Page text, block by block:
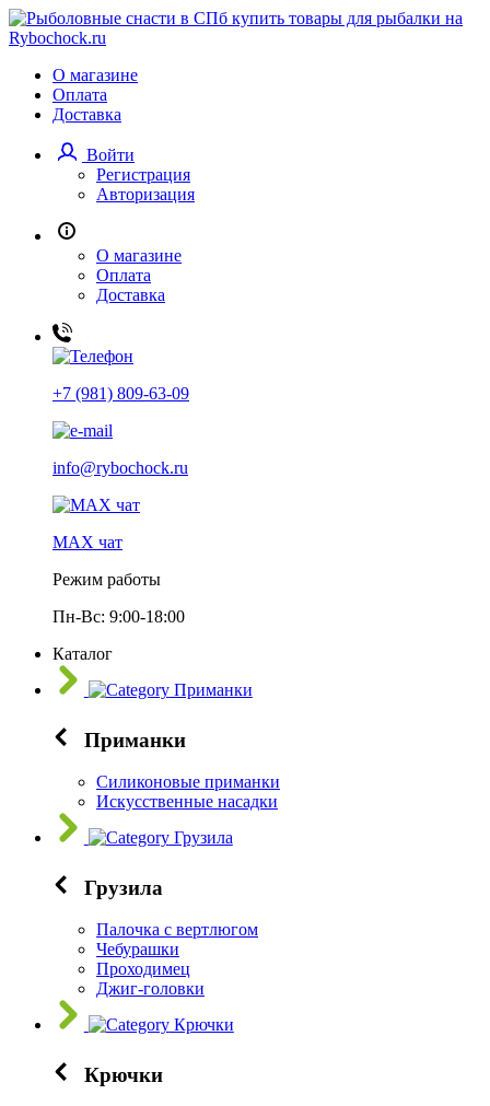
О магазине
Оплата
Доставка
Войти
Регистрация
Авторизация
О магазине
Оплата
Доставка
+7 (981) 809-63-09
info@rybochock.ru
МАХ чат
Режим работы
Пн-Вс: 9:00-18:00
Каталог
Приманки
Приманки
Силиконовые приманки
Искусственные насадки
Грузила
Грузила
Палочка с вертлюгом
Чебурашки
Проходимец
Джиг-головки
Крючки
Крючки